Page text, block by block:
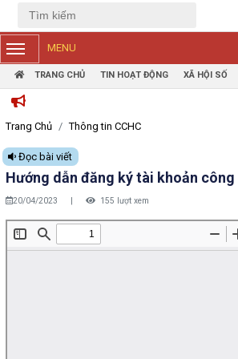
MENU
TRANG CHỦ TIN HOẠT ĐỘNG XÃ HỘI SỐ
Trang Chủ Thông tin CCHC
Đọc bài viết
Hướng dẫn đăng ký tài khoản công
20/04/2023 155 lượt xem